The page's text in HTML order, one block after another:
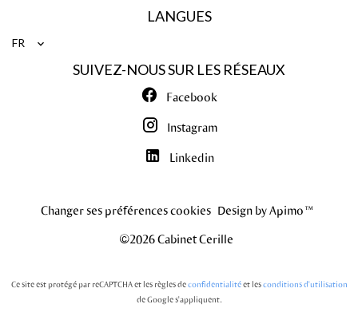
LANGUES
FR
SUIVEZ-NOUS SUR LES RÉSEAUX
Facebook
Instagram
Linkedin
Changer ses préférences cookies Design byApimo™
©2026 Cabinet Cerille
Ce site est protégé par reCAPTCHA et les règles deconfidentialitéet lesconditions d'utilisation
de Google s'appliquent.